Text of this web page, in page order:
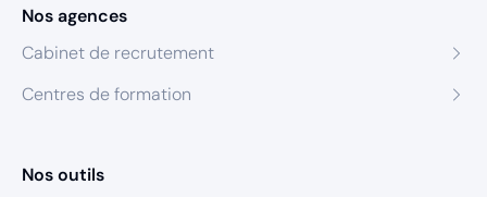
Nos agences
Cabinet de recrutement
Centres de formation
Nos outils